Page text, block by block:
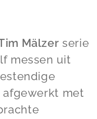
Mälzer serie
messen uit
afgewerkt met